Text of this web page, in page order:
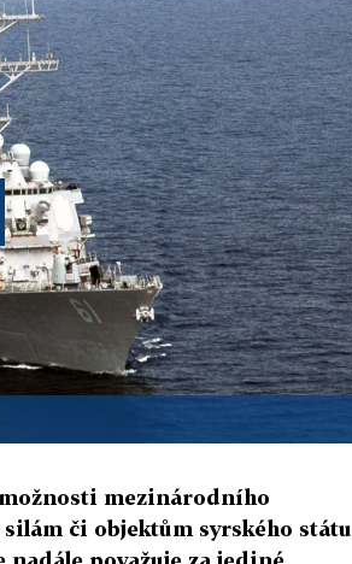
mezinárodního
či objektům syrského státu